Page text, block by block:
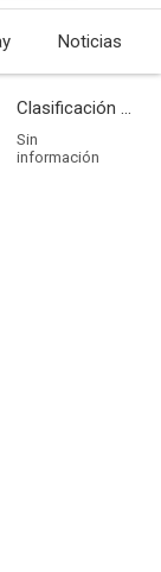
Noticias
Clasificación por edades
Sin
información